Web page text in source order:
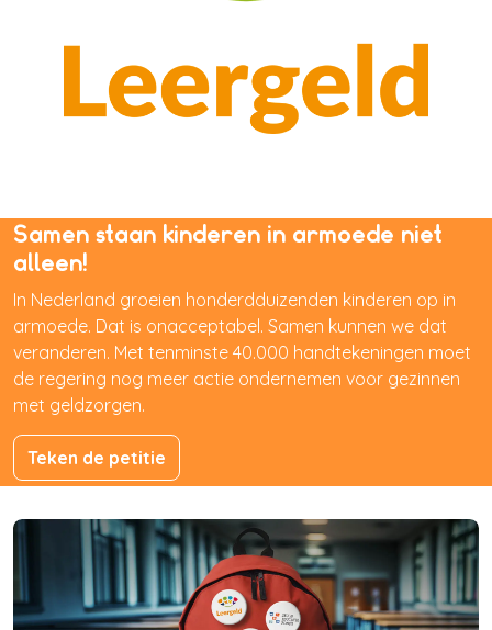
Samen staan kinderen in armoede niet
alleen!
In Nederland groeien honderdduizenden kinderen op in
armoede. Dat is onacceptabel. Samen kunnen we dat
veranderen. Met tenminste 40.000 handtekeningen moet
de regering nog meer actie ondernemen voor gezinnen
met geldzorgen.
Teken de petitie